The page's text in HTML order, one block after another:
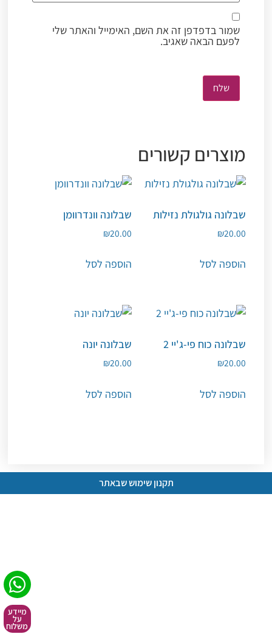
שמור בדפדפן זה את השם, האימייל והאתר שלי
לפעם הבאה שאגיב.
מוצרים קשורים
שבלונה גולגולת נזילות
₪20.00
הוספה לסל
שבלונה וונדרוומן
₪20.00
הוספה לסל
שבלונה כוח פי-ג'יי 2
₪20.00
הוספה לסל
שבלונה יונה
₪20.00
הוספה לסל
תקנון שימוש שבאתר
מיידע
על
משלוח